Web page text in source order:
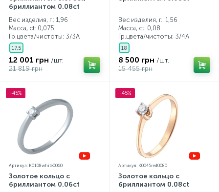
бриллиантом 0.08ct
Вес изделия, г.: 1,96
Масса, ct: 0,075
Гр.цвета/чистоты: 3/3А
17,5
12 001 грн /шт.
21 819 грн
Вес изделия, г.: 1,56
Масса, ct: 0,08
Гр.цвета/чистоты: 3/4А
18
8 500 грн /шт.
15 455 грн
-45%
Артикул: K0108white0060
Золотое кольцо с
бриллиантом 0.06ct
-45%
Артикул: K0045red0080
Золотое кольцо с
бриллиантом 0.08ct
О нас
Серебряные сувениры